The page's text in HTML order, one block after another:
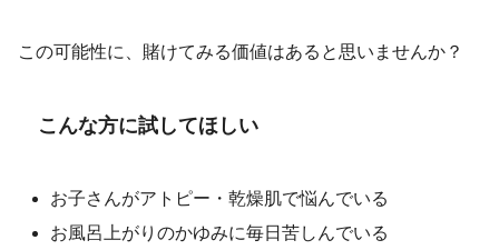
この可能性に、賭けてみる価値はあると思いませんか？
こんな方に試してほしい
お子さんがアトピー・乾燥肌で悩んでいる
お風呂上がりのかゆみに毎日苦しんでいる